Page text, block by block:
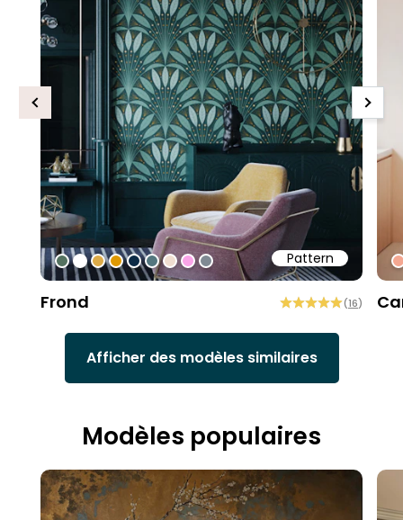
Pattern
#547260
#ffffff
#dcab49
#de9903
#0d2b46
#54777f
#efded0
#faa5e8
#808a93
Frond (16)
Previous Next
Afficher des modèles similaires
Modèles populaires